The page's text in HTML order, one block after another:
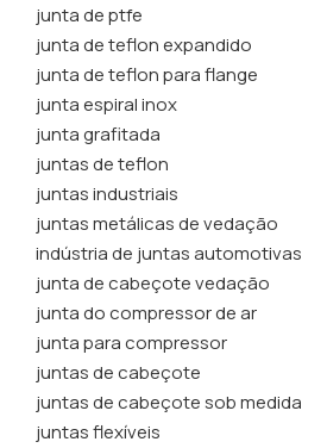
junta de ptfe
junta de teflon expandido
junta de teflon para flange
junta espiral inox
junta grafitada
juntas de teflon
juntas industriais
juntas metálicas de vedação
indústria de juntas automotivas
junta de cabeçote vedação
junta do compressor de ar
junta para compressor
juntas de cabeçote
juntas de cabeçote sob medida
juntas flexíveis